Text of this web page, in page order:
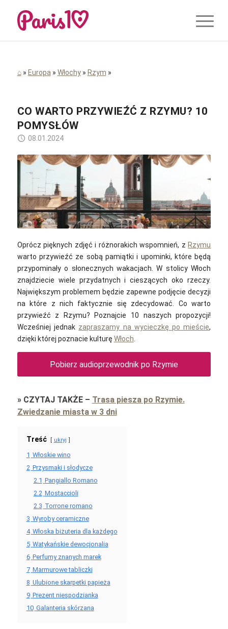
⌂» Europa » Włochy» Rzym »
CO WARTO PRZYWIEŹĆ Z RZYMU? 10
POMYSŁÓW
08.01.2024
Kościół Anny / unsplash
Oprócz pięknych zdjęć i różnorakich wspomnień, zRzymu
warto przywieźć ze sobą pamiątki i upominki, które będą
przypominały o słonecznych wakacjach. W stolicy Włoch
znajdziecie wiele przydatnych i cieszących oko rzeczy.
Największym problemem będzie zapewne podjęcie decyzji
na które z nich faktycznie się zdecydować. Co warto
przywieźć z Rzymu? Poznajcie 10 naszych propozycji!
Wcześniej jednak zapraszamy na wycieczkę po mieście,
dzięki której poznacie kulturę Włoch
Pobierz audioprzewodnik po Rzymie
» CZYTAJ TAKŻE– Trasa piesza po Rzymie.
Zwiedzanie miasta w 3 dni
Treść ukryj
1 Włoskie wino
2 Przysmaki i słodycze
2.1 Pangiallo Romano
2.2 Mostaccioli
2.3 Torrone romano
3 Wyroby ceramiczne
4 Włoska biżuteria dla każdego
5 Watykańskie dewocjonalia
6 Perfumy znanych marek
7 Marmurowe tabliczki
8 Ulubione skarpetki papieża
9 Prezent niespodzianka
10 Galanteria skórzana